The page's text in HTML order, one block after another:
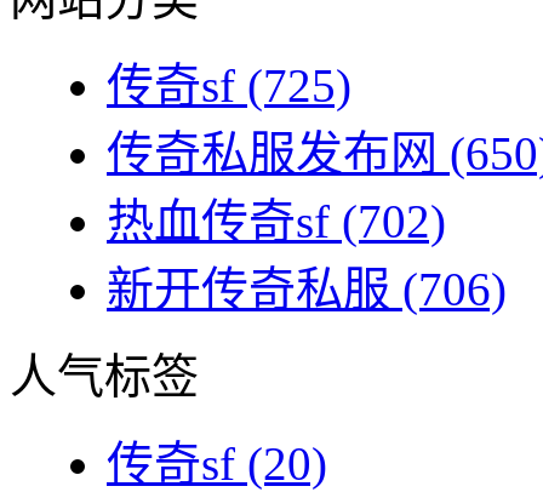
传奇sf (725)
传奇私服发布网
热血传奇sf (702)
新开传奇私服 (706)
人气标签
传奇sf (20)